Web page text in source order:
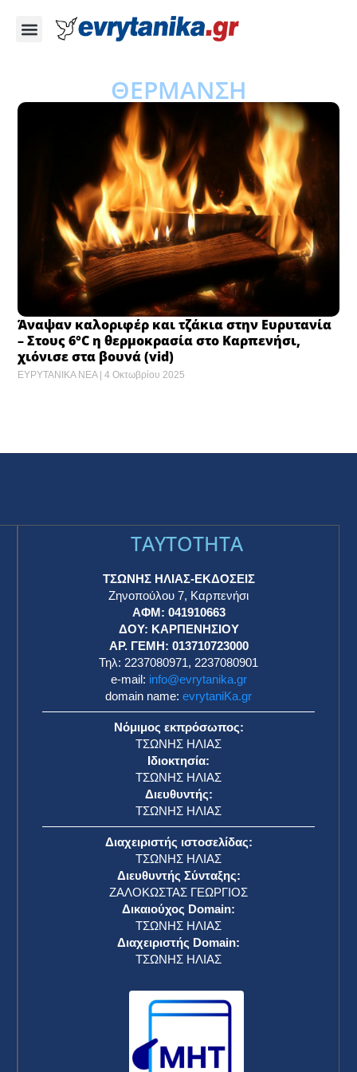
ΘΕΡΜΑΝΣΗ
Άναψαν καλοριφέρ και τζάκια στην Ευρυτανία
– Στους 6°C η θερμοκρασία στο Καρπενήσι,
χιόνισε στα βουνά (vid)
ΕΥΡΥΤΑΝΙΚΑ ΝΕΑ 4 Οκτωβρίου 2025
TAYTOTHTA
ΤΣΩΝΗΣ ΗΛΙΑΣ-ΕΚΔΟΣΕΙΣ
Ζηνοπούλου 7, Καρπενήσι
ΑΦΜ: 041910663
ΔΟΥ: ΚΑΡΠΕΝΗΣΙΟΥ
ΑΡ. ΓΕΜΗ: 013710723000
Τηλ: 2237080971, 2237080901
e-mail: info@evrytanika.gr
domain name: evrytaniKa.gr
Νόμιμος εκπρόσωπος:
ΤΣΩΝΗΣ ΗΛΙΑΣ
Ιδιοκτησία:
ΤΣΩΝΗΣ ΗΛΙΑΣ
Διευθυντής:
ΤΣΩΝΗΣ ΗΛΙΑΣ
Διαχειριστής ιστοσελίδας:
ΤΣΩΝΗΣ ΗΛΙΑΣ
Διευθυντής Σύνταξης:
ΖΑΛΟΚΩΣΤΑΣ ΓΕΩΡΓΙΟΣ
Δικαιούχος Domain:
ΤΣΩΝΗΣ ΗΛΙΑΣ
Διαχειριστής Domain:
ΤΣΩΝΗΣ ΗΛΙΑΣ